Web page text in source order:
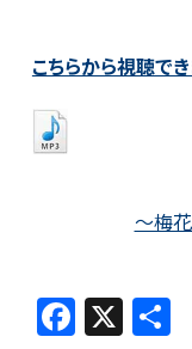
こちらから視聴で
～梅
F X 共